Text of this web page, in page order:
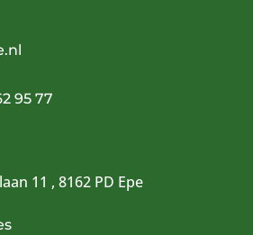
95 77
11 , 8162 PD Epe